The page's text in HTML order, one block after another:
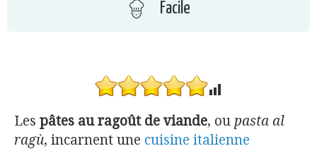
Facile
Les pâtes au ragoût de viande, ou pasta al
ragù, incarnent une cuisine italienne